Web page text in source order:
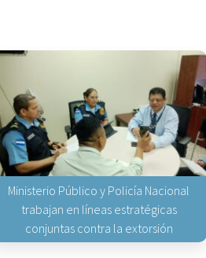
Ministerio Público y Policía Nacional
trabajan en líneas estratégicas
conjuntas contra la extorsión